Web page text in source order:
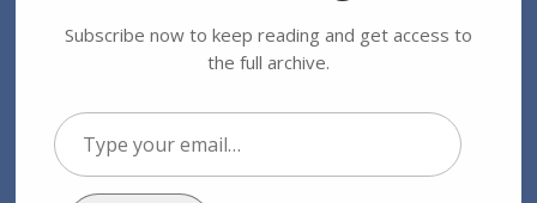
perfektionist: Føler du
dig udnyttet eller ikke
værdsat?
af Ann C. Schødt |15. okt 2018
Subscribe now to keep reading and get access to
the full archive.
Type
your
email…